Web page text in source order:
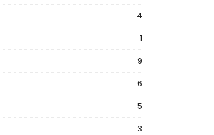
4
1
9
6
5
3